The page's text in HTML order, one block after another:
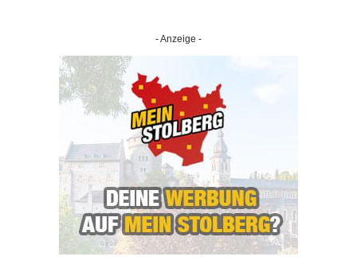
- Anzeige -